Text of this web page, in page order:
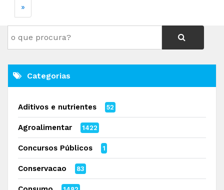
»
Categorias
Aditivos e nutrientes 52
Agroalimentar 1422
Concursos Públicos 1
Conservacao 83